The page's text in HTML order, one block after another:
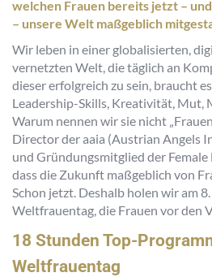
welchen Frauen bereits jetzt –
– unsere Welt maßgeblich
Wir leben in einer globalisierten,
vernetzten Welt, die täglich an
dieser erfolgreich zu sein, braucht
Leadership-Skills, Kreativität, Mut,
Warum nennen wir sie nicht
Director der aaia (Austrian Angels
und Gründungsmitglied der Female
dass die Zukunft maßgeblich von
Schon jetzt. Deshalb holen wir am
Weltfrauentag, die Frauen vor den
18 Stunden Top-
Weltfrauentag